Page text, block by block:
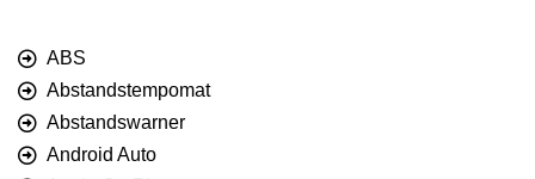
ABS
Abstandstempomat
Abstandswarner
Android Auto